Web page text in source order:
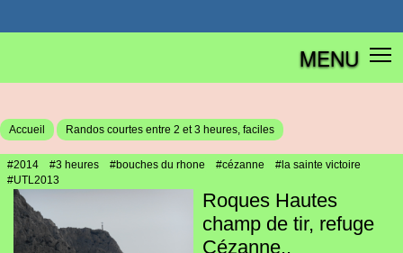
MENU
Accueil Randos courtes entre 2 et 3 heures, faciles
#2014 #3 heures #bouches du rhone #cézanne
#la sainte victoire
#UTL2013
Roques Hautes
champ de tir, refuge
Cézanne..